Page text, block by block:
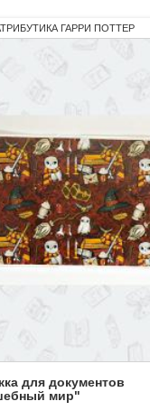
ГАРРИ ПОТТЕР
для документов
мир"